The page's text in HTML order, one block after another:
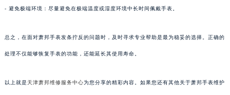
- 避免极端环境：尽量避免在极端温度或湿度环境中长时间佩戴手表。
总之，在面对萧邦手表发条拧反的问题时，及时寻求专业帮助是最为稳妥的选择。正确的
处理不仅能够恢复手表的功能，还能延长其使用寿命。
以上就是天津萧邦维修服务中心为您分享的精彩内容。如果您还有其他关于萧邦手表维护